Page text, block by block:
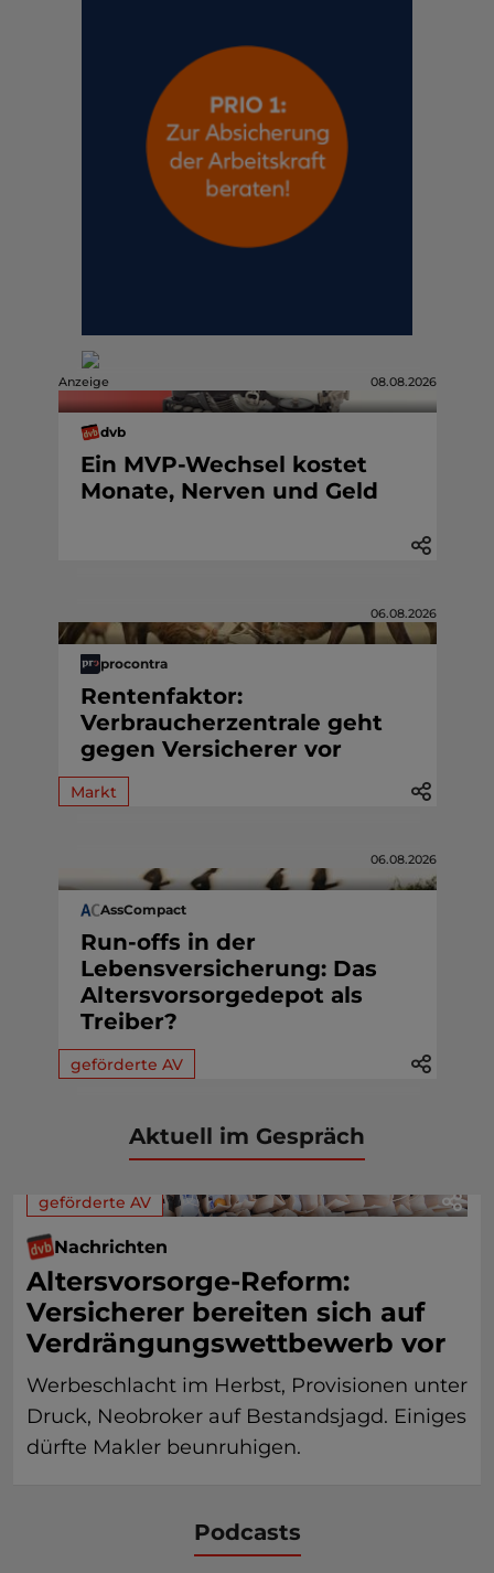
Anzeige 08.08.2026
dvb
Ein MVP-Wechsel kostet
Monate, Nerven und Geld
06.08.2026
procontra
Rentenfaktor:
Verbraucherzentrale geht
gegen Versicherer vor
Markt
06.08.2026
AssCompact
Run-offs in der
Lebensversicherung: Das
Altersvorsorgedepot als
Treiber?
geförderte AV
Aktuell im Gespräch
geförderte AV
Nachrichten
Altersvorsorge-Reform:
Versicherer bereiten sich auf
Verdrängungswettbewerb vor
Werbeschlacht im Herbst, Provisionen unter
Druck, Neobroker auf Bestandsjagd. Einiges
dürfte Makler beunruhigen.
Podcasts